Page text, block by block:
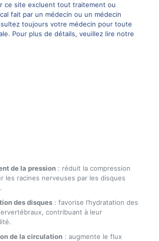
ce site excluent tout traitement ou
fait par un médecin ou un médecin
toujours votre médecin pour toute
Pour plus de détails, veuillez lire notre
de la pression: réduit la compression
les racines nerveuses par les disques
des disques: favorise l’hydratation des
contribuant à leur
de la circulation: augmente le flux